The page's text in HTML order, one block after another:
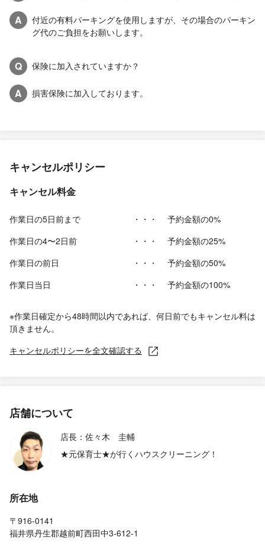
A
付近の有料パーキングを使用しますが、その場合のパーキン
グ代のご負担をお願いします。
Q 保険に加入されていますか？
A 損害保険に加入しております。
キャンセルポリシー
キャンセル料金
作業日の5日前まで ・・・
予約金額の0%
作業日の4〜2日前
・・・
予約金額の25%
作業日の前日
・・・
予約金額の50%
作業日当日
・・・ 予約金額の100%
※作業日確定から48時間以内であれば、何日前でもキャンセル料は
頂きません。
キャンセルポリシーを全文確認する
店舗について
店長：佐々木 圭輔
★元保育士★が行くハウスクリーニング！
所在地
〒916-0141
福井県丹生郡越前町西田中3-612-1